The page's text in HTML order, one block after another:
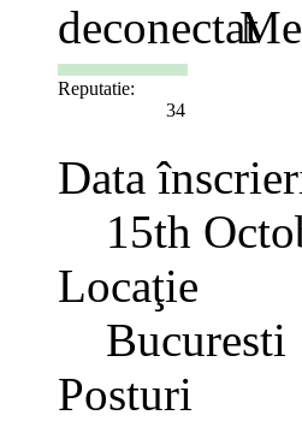
Reputatie:
34
Data
15th
Locaţie
Bucuresti
Posturi